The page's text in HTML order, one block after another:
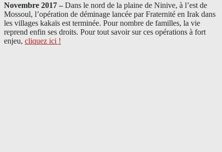
Novembre 2017 – Dans le nord de la plaine de Ninive, à l’est de
Mossoul, l’opération de déminage lancée par Fraternité en Irak dans
les villages kakaïs est terminée. Pour nombre de familles, la vie
reprend enfin ses droits. Pour tout savoir sur ces opérations à fort
enjeu, cliquez ici !